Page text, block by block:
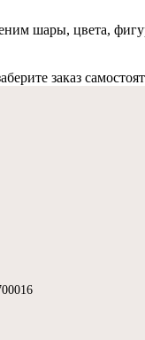
шары, цвета,
заказ